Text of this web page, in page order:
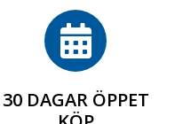
30 DAGAR ÖPPET